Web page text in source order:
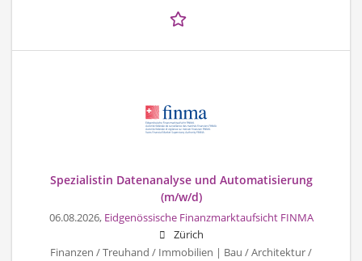
Spezialistin Datenanalyse und Automatisierung
(m/w/d)
06.08.2026, Eidgenössische Finanzmarktaufsicht FINMA
Zürich
Finanzen / Treuhand / Immobilien | Bau / Architektur /